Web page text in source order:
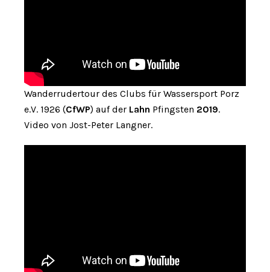
Wanderrudertour des Clubs für Wassersport Porz
e.V. 1926 (CfWP) auf der Lahn Pfingsten 2019.
Video von Jost-Peter Langner.